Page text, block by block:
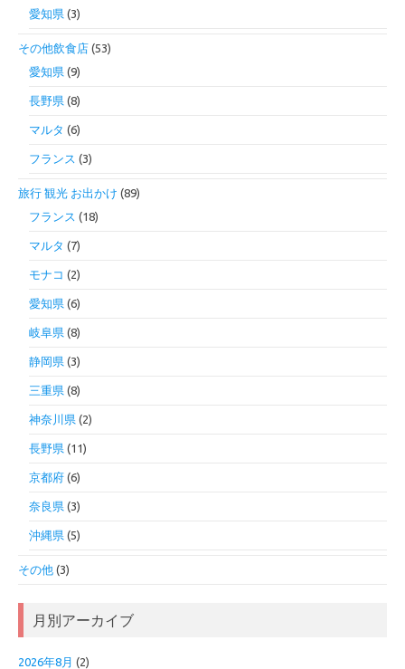
愛知県 (3)
その他飲食店 (53)
愛知県 (9)
長野県 (8)
マルタ (6)
フランス (3)
旅行 観光 お出かけ (89)
フランス (18)
マルタ (7)
モナコ (2)
愛知県 (6)
岐阜県 (8)
静岡県 (3)
三重県 (8)
神奈川県 (2)
長野県 (11)
京都府 (6)
奈良県 (3)
沖縄県 (5)
その他 (3)
月別アーカイブ
2026年8月 (2)